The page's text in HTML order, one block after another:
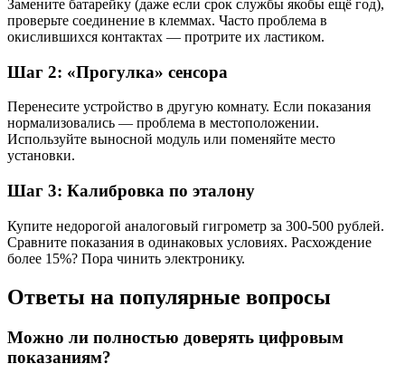
Замените батарейку (даже если срок службы якобы ещё год),
проверьте соединение в клеммах. Часто проблема в
окислившихся контактах — протрите их ластиком.
Шаг 2: «Прогулка» сенсора
Перенесите устройство в другую комнату. Если показания
нормализовались — проблема в местоположении.
Используйте выносной модуль или поменяйте место
установки.
Шаг 3: Калибровка по эталону
Купите недорогой аналоговый гигрометр за 300-500 рублей.
Сравните показания в одинаковых условиях. Расхождение
более 15%? Пора чинить электронику.
Ответы на популярные вопросы
Можно ли полностью доверять цифровым
показаниям?